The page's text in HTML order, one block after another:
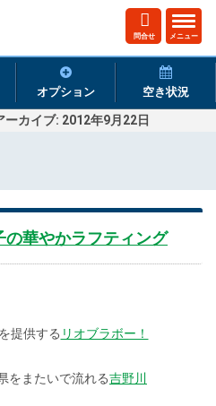
ト
グ
ナ
ビ
メニュー
問合せ
オプション 空き状況
ーカイブ: 2012年9月22日
華やかラフティング
提供する リオブラボー！
をまたいで流れる吉野川